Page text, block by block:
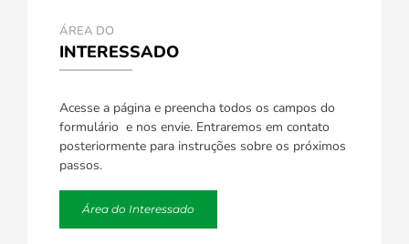
ÁREA DO
INTERESSADO
Acesse a página e preencha todos os campos do
formulário e nos envie. Entraremos em contato
posteriormente para instruções sobre os próximos
passos.
Área do Interessado